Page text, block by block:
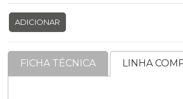
ADICIONAR
FICHA TÉCNICA LINHA